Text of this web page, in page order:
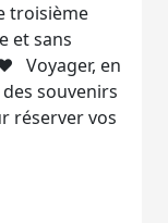
troisième
et sans
Voyager, en
souvenirs
réserver vos